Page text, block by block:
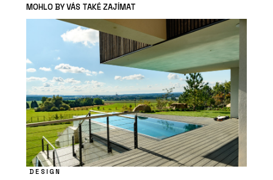
MOHLO BY VÁS TAKÉ ZAJÍMAT
DESIGN